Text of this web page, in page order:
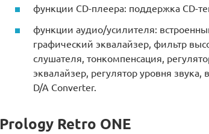
функции CD-плеера: поддержка CD-
функции аудио/усилителя:
графический эквалайзер, фильтр
слушателя, тонкомпенсация,
эквалайзер, регулятор уровня
D/A Converter.
Prology Retro ONE